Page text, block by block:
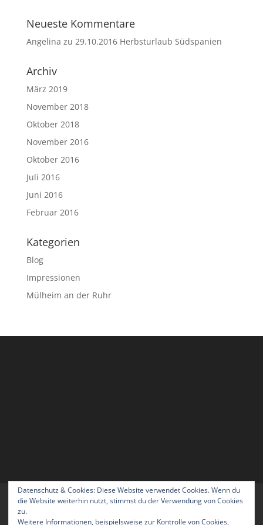
Neueste Kommentare
Angelina zu 29.10.2016 Herbsturlaub Südspanien
Archiv
März 2019
November 2018
Oktober 2018
November 2016
Oktober 2016
Juli 2016
Juni 2016
Februar 2016
Kategorien
Blog
Impressionen
Mülheim an der Ruhr
Home Blog Über uns
Kontakt
Datenschutz & Cookies: Diese Website verwendet Cookies. Wenn du
die Website weiterhin nutzt, stimmst du der Verwendung von Cookies
zu.
Weitere Informationen, beispielsweise zur Kontrolle von Cookies,